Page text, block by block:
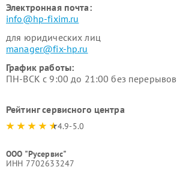
Электронная почта:
info@hp-fixim.ru
для юридических лиц
manager@fix-hp.ru
График работы:
ПН-ВСК с 9:00 до 21:00 без
Рейтинг сервисного центра
4.9-5.0
ООО "Русервис"
ИНН 7702633247